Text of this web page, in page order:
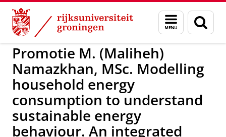
Skip
Content
Skip
Navigation
Menu
en
zoeken
GMW Activiteiten
Promotie M. (Maliheh)
Namazkhan, MSc. Modelling
household energy
consumption to understand
sustainable energy
behaviour. An integrated